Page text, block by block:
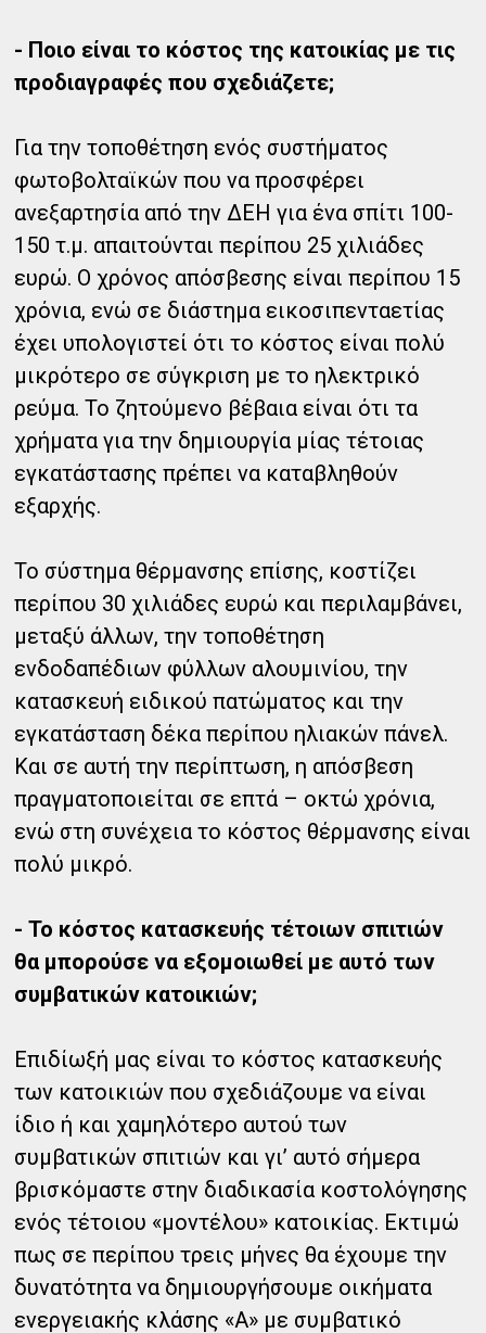
- Ποιο είναι το κόστος της κατοικίας με τις
προδιαγραφές που σχεδιάζετε;
Για την τοποθέτηση ενός συστήματος
φωτοβολταϊκών που να προσφέρει
ανεξαρτησία από την ΔΕΗ για ένα σπίτι 100-
150 τ.μ. απαιτούνται περίπου 25 χιλιάδες
ευρώ. Ο χρόνος απόσβεσης είναι περίπου 15
χρόνια, ενώ σε διάστημα εικοσιπενταετίας
έχει υπολογιστεί ότι το κόστος είναι πολύ
μικρότερο σε σύγκριση με το ηλεκτρικό
ρεύμα. Το ζητούμενο βέβαια είναι ότι τα
χρήματα για την δημιουργία μίας τέτοιας
εγκατάστασης πρέπει να καταβληθούν
εξαρχής.
Το σύστημα θέρμανσης επίσης, κοστίζει
περίπου 30 χιλιάδες ευρώ και περιλαμβάνει,
μεταξύ άλλων, την τοποθέτηση
ενδοδαπέδιων φύλλων αλουμινίου, την
κατασκευή ειδικού πατώματος και την
εγκατάσταση δέκα περίπου ηλιακών πάνελ.
Και σε αυτή την περίπτωση, η απόσβεση
πραγματοποιείται σε επτά – οκτώ χρόνια,
ενώ στη συνέχεια το κόστος θέρμανσης είναι
πολύ μικρό.
- Το κόστος κατασκευής τέτοιων σπιτιών
θα μπορούσε να εξομοιωθεί με αυτό των
συμβατικών κατοικιών;
Επιδίωξή μας είναι το κόστος κατασκευής
των κατοικιών που σχεδιάζουμε να είναι
ίδιο ή και χαμηλότερο αυτού των
συμβατικών σπιτιών και γι’ αυτό σήμερα
βρισκόμαστε στην διαδικασία κοστολόγησης
ενός τέτοιου «μοντέλου» κατοικίας. Εκτιμώ
πως σε περίπου τρεις μήνες θα έχουμε την
δυνατότητα να δημιουργήσουμε οικήματα
ενεργειακής κλάσης «Α» με συμβατικό